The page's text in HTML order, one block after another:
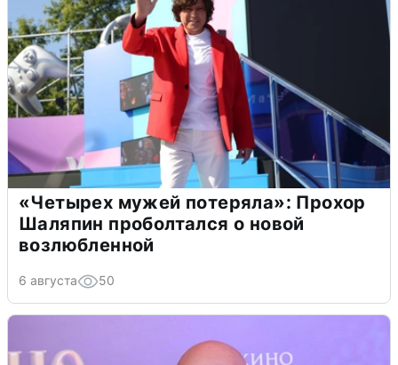
«Четырех мужей потеряла»: Прохор
Шаляпин проболтался о новой
возлюбленной
6 августа 50